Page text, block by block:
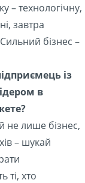
– технологічну,
завтра
бізнес –
із
в
не лише бізнес,
– шукай
ті, хто